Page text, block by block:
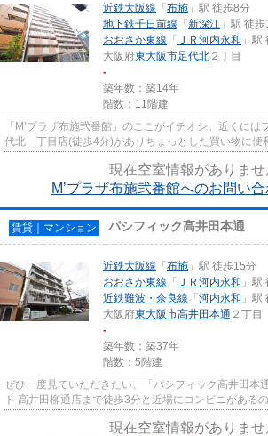
近鉄大阪線 「布施 」駅 徒歩8分
地下鉄千日前線 「新深江 」駅 徒
おおさか東線 「 ＪＲ河内永和 」駅
大阪府東大阪市足代北 ２丁目
-
築年数：築14年
階数：11階建
「M’プラザ布施弐番館」のここがイチオシ。近くには
代北一丁目店(徒歩4分)がありちょっとした買い物に便
ータ・敷地内ごみ置き場な...
現在空室情報がありませ
M’プラザ布施弐番館へのお問い
賃貸｜マンション パシフィック高井田本通
近鉄大阪線 「布施 」駅 徒歩15分
おおさか東線 「 ＪＲ河内永和 」駅
近鉄難波・奈良線 「河内永和 」駅
大阪府東大阪市高井田本通 ２丁目
-
築年数：築37年
階数：5階建
ぜひ一度見ていただきたい、「パシフィック高井田本
ト 高井田柳通店まで徒歩3分と近場にコンビニがある
敷地内ごみ置き場・エレベー...
現在空室情報がありませ